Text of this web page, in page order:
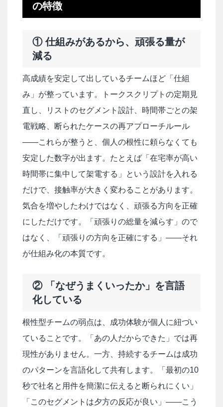
の特徴
① 仕組みがあるから、頑張る量が
減る
高成績を安定して出しているチームほど「仕組
み」が整っています。トークスクリプトの定期見
直し、リストのセグメント設計、時間帯ごとの架
電戦略、断られたケースの再アプローチルール
——これらが整うと、個人の根性に頼らなくても
安定した数字が出ます。たとえば「在宅率が高い
時間帯に集中して架電する」という設計を入れる
だけで、接触率が大きく変わることがあります。
気合を増やしたわけではなく、頑張る方向を正確
にしただけです。「頑張りの総量を減らす」ので
はなく、「頑張りの方向を正確にする」——それ
が仕組み化の本質です。
② 「なぜうまくいったか」を言語
化している
根性型チームの弱点は、成功体験が個人に紐づい
ていることです。「あの人だからできた」では再
現性がありません。一方、持続するチームは成功
のパターンを言語化して共有します。「最初の10
秒で社名と用件を簡潔に伝えると断られにくい」
「このセグメントは夕方の反応が良い」——こう